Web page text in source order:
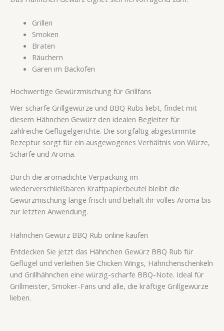
Grillen
Smoken
Braten
Räuchern
Garen im Backofen
Hochwertige Gewürzmischung für Grillfans
Wer scharfe Grillgewürze und BBQ Rubs liebt, findet mit
diesem Hähnchen Gewürz den idealen Begleiter für
zahlreiche Geflügelgerichte. Die sorgfältig abgestimmte
Rezeptur sorgt für ein ausgewogenes Verhältnis von Würze,
Schärfe und Aroma.
Durch die aromadichte Verpackung im
wiederverschließbaren Kraftpapierbeutel bleibt die
Gewürzmischung lange frisch und behält ihr volles Aroma bis
zur letzten Anwendung.
Hähnchen Gewürz BBQ Rub online kaufen
Entdecken Sie jetzt das Hähnchen Gewürz BBQ Rub für
Geflügel und verleihen Sie Chicken Wings, Hähnchenschenkeln
und Grillhähnchen eine würzig-scharfe BBQ-Note. Ideal für
Grillmeister, Smoker-Fans und alle, die kräftige Grillgewürze
lieben.